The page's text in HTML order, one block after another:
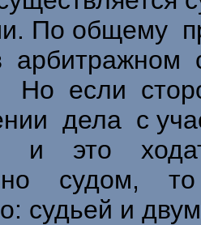
По общему
арбитражном
Но если
дела с
и это
судом, то
судьей и